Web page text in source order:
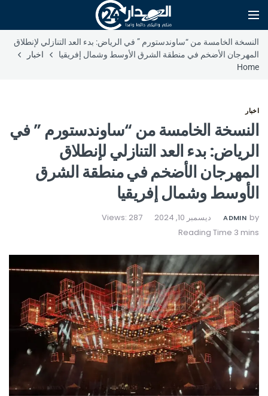
النسخة الخامسة من “ساوندستورم ” في الرياض: بدء العد التنازلي لإنطلاق
المهرجان الأضخم في منطقة الشرق الأوسط وشمال إفريقيا
اخبار
Home
اخبار
النسخة الخامسة من “ساوندستورم ” في
الرياض: بدء العد التنازلي لإنطلاق
المهرجان الأضخم في منطقة الشرق
الأوسط وشمال إفريقيا
by
ADMIN ديسمبر 10, 2024 Views: 287